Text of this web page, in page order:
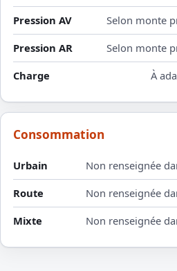
Pression AV
Selon monte
Pression AR
Selon monte
Charge
À
Consommation
Urbain
Non renseignée
Route
Non renseignée
Mixte
Non renseignée